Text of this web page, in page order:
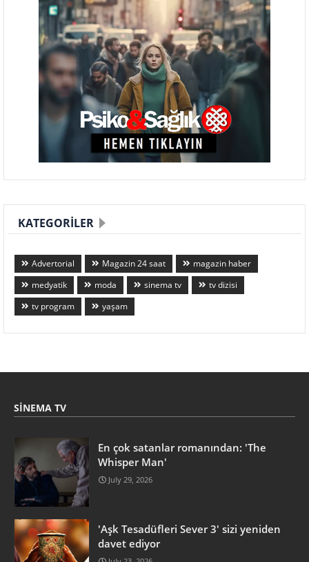
KATEGORILER
Advertorial Magazin 24 saat
magazin haber
medyatik
moda sinema tv
tv dizisi
tv program
yaşam
SINEMA TV
En çok satanlar romanından: 'The
Whisper Man'
July 29, 2026
'Aşk Tesadüfleri Sever 3' sizi yeniden
davet ediyor